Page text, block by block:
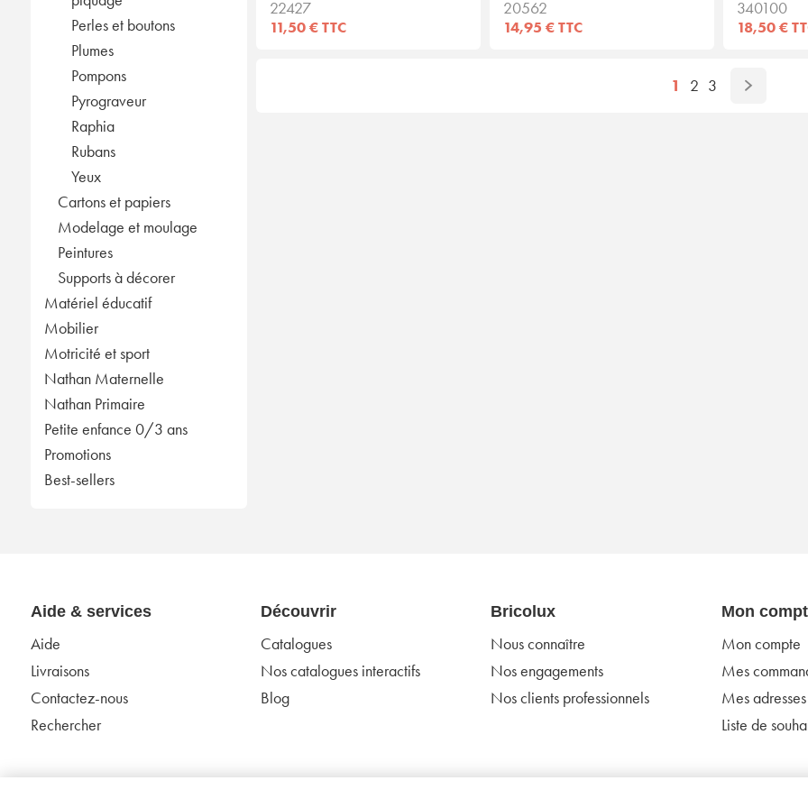
Perles et boutons
Plumes
Pompons
Pyrograveur
Raphia
Rubans
Yeux
Cartons et papiers
Modelage et moulage
Peintures
Supports à décorer
Matériel éducatif
Mobilier
Motricité et sport
Nathan Maternelle
Nathan Primaire
Petite enfance 0/3 ans
Promotions
Best-sellers
22427
11,50 € TTC
20562
14,95 € TTC
340100
18,50 €
1 2 3
Aide & services
Aide
Livraisons
Contactez-nous
Rechercher
Découvrir
Catalogues
Nos catalogues interactifs
Blog
Bricolux
Nous connaître
Nos engagements
Nos clients professionnels
Mon
Mon compte
Mes
Mes adresses
Liste de